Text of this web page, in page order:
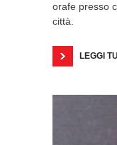
orafe presso
città.
LEGGI